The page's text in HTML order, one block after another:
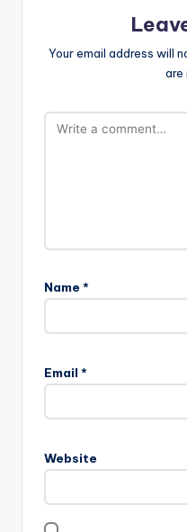
Your email address will
are
Name *
Email *
Website